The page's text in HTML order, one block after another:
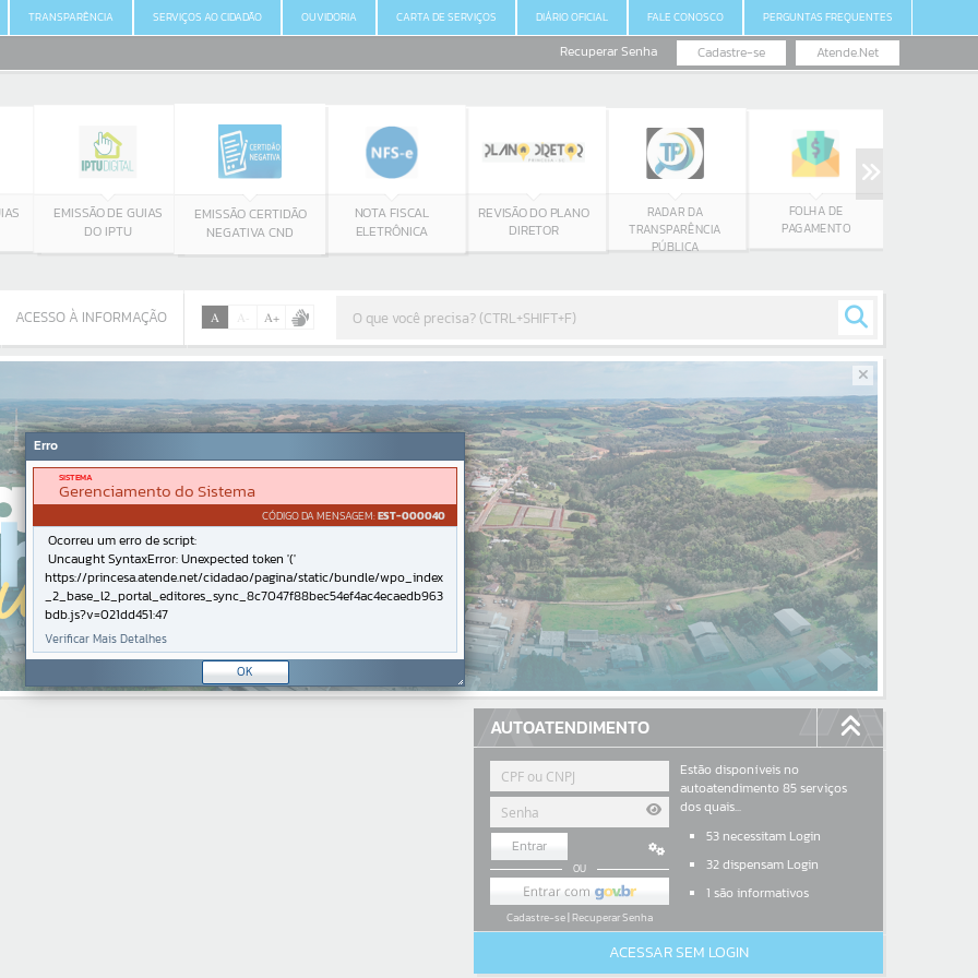
TRANSPARÊNCIA SERVIÇOS AO CIDADÃO OUVIDORIA CARTA DE SERVIÇOS DIÁRIO OFICIAL FALE CONOSCO PERGUNTAS FREQUENTES
Atende.Net
Cadastre-se
Recuperar Senha
EMISSÃO DE GUIAS
DO IPTU
EMISSÃO CERTIDÃO
NEGATIVA CND
NOTA FISCAL
ELETRÔNICA
REVISÃO DO PLANO
DIRETOR
RADAR DA
TRANSPARÊNCIA
PÚBLICA
FOLHA DE
PAGAMENTO
Por favor, aguarde...
ACESSO À INFORMAÇÃO A A A+
AUTOATENDIMENTO
Entrar
OU
Cadastre-se| Recuperar Senha
Estão disponíveis no
autoatendimento85serviços
dos quais...
53 necessitam Login
32dispensam Login
1 são informativos
ACESSAR SEM LOGIN
Erro
SISTEMA
Gerenciamento do Sistema
CÓDIGO DA MENSAGEM:EST-000040
Ocorreu um erro de script:
Uncaught SyntaxError: Unexpected token '('
https://princesa.atende.net/cidadao/pagina/static/bundle/wpo_index
_2_base_l2_portal_editores_sync_8c7047f88bec54ef4ac4ecaedb963
bdb.js?v=021dd451:47
Verificar Mais Detalhes
OK